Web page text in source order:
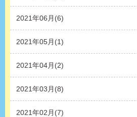
2021年06月(6)
2021年05月(1)
2021年04月(2)
2021年03月(8)
2021年02月(7)